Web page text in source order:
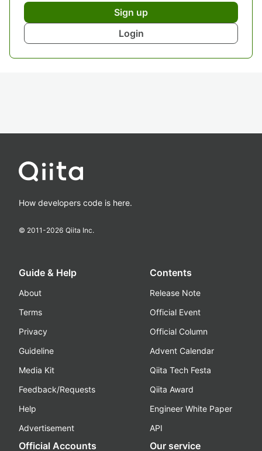
Sign up
Login
How developers code is here.
© 2011-2026 Qiita Inc.
Guide & Help
About
Terms
Privacy
Guideline
Media Kit
Feedback/Requests
Help
Advertisement
Contents
Release Note
Official Event
Official Column
Advent Calendar
Qiita Tech Festa
Qiita Award
Engineer White Paper
API
Official Accounts Our service